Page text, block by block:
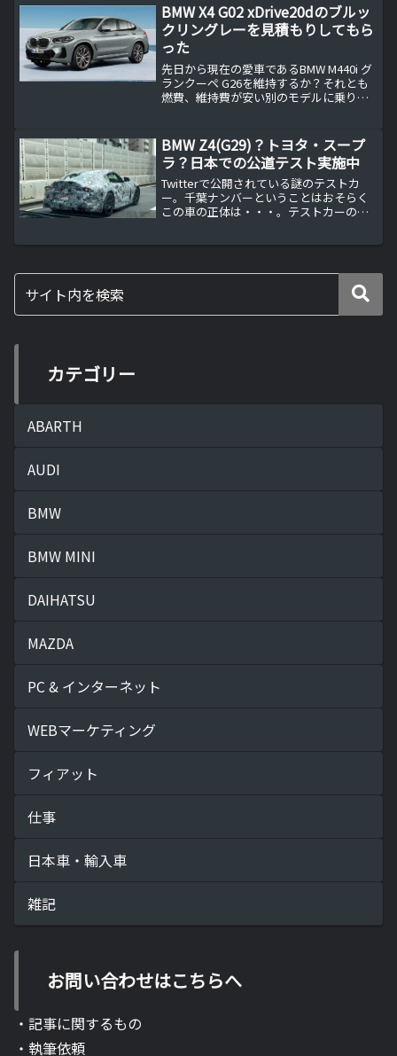
BMW X4 G02 xDrive20dのブルッ
クリングレーを見積もりしてもら
った
先日から現在の愛車であるBMW M440i グ
ランクーペ G26を維持するか？それとも
燃費、維持費が安い別のモデルに乗り換
に発展します。
BMW Z4(G29)？トヨタ・スープ
ラ？日本での公道テスト実施中
Twitterで公開されている謎のテストカ
ー。千葉ナンバーということはおそらく
この車の正体は・・・。テストカーの正
カテゴリー
ABARTH
AUDI
BMW
BMW MINI
DAIHATSU
MAZDA
PC & インターネット
WEBマーケティング
フィアット
仕事
日本車・輸入車
雑記
お問い合わせはこちらへ
・記事に関するもの
・執筆依頼